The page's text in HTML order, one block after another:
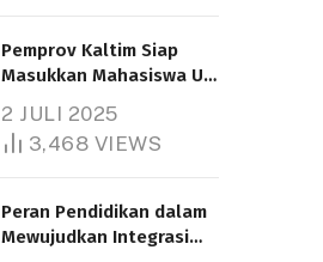
Pemprov Kaltim Siap
Masukkan Mahasiswa UT
Bantuan Pendidikan
Gratispol
2 JULI 2025
3,468 VIEWS
Peran Pendidikan dalam
Mewujudkan Integrasi